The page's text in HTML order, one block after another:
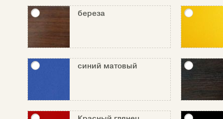
береза
синий матовый